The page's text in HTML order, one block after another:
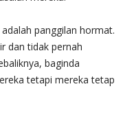
panggilan hormat.
dan tidak pernah
baginda
tetapi mereka tetap